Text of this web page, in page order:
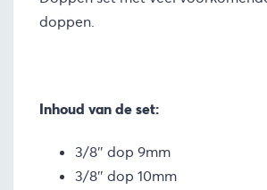
doppen.
Inhoud van de set:
3/8″ dop 9mm
3/8″ dop 10mm